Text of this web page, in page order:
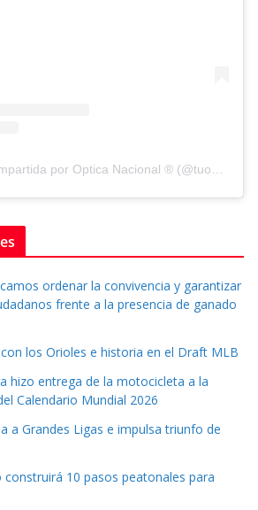
por Optica Nacional ® (@tuopticanacional)
ordenar la convivencia y garantizar
frente a la presencia de ganado
los Orioles e historia en el Draft MLB
hizo entrega de la motocicleta a la
Calendario Mundial 2026
a Grandes Ligas e impulsa triunfo de
construirá 10 pasos peatonales para